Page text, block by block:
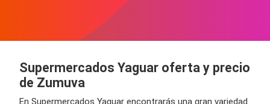
Supermercados Yaguar oferta y precio
de Zumuva
En Supermercados Yaguar encontrarás una gran variedad